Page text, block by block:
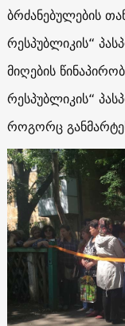
ბრძანებულების
რესპუბლიკის“
მიღების
რესპუბლიკის“
როგორც